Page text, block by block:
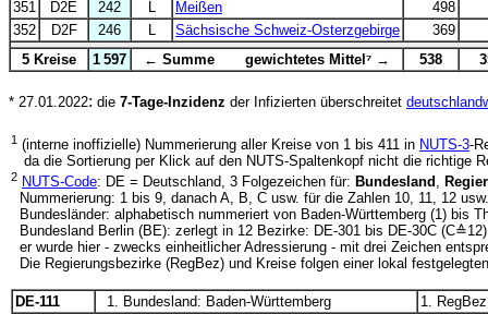
351 D2E 242 L Meißen
498
352
D2F 246 L Sächsische Schweiz-Osterzgebirge
369
5 Kreise
1 597 ← Summe gewichtetes Mittel⁷ → 538
* 27.01.2022: die 7-Tage-Inzidenz der Infizierten überschreitet
1 (interne inoffizielle) Nummerierung aller Kreise von 1 bis 411 in NUTS-3-
da die Sortierung per Klick auf den NUTS-Spaltenkopf nicht die richtige
2 NUTS-Code: DE = Deutschland, 3 Folgezeichen für: Bundesland
Nummerierung: 1 bis 9, danach A, B, C usw. für die Zahlen 10, 11, 12 usw.
Bundesländer: alphabetisch nummeriert von Baden-Württemberg (1) bis
Bundesland Berlin (BE): zerlegt in 12 Bezirke: DE-301 bis DE-30C
er wurde hier - zwecks einheitlicher Adressierung - mit drei Zeichen
Die Regierungsbezirke (RegBez) und Kreise folgen einer lokal
DE-111 1. Bundesland: Baden-Württemberg
1.